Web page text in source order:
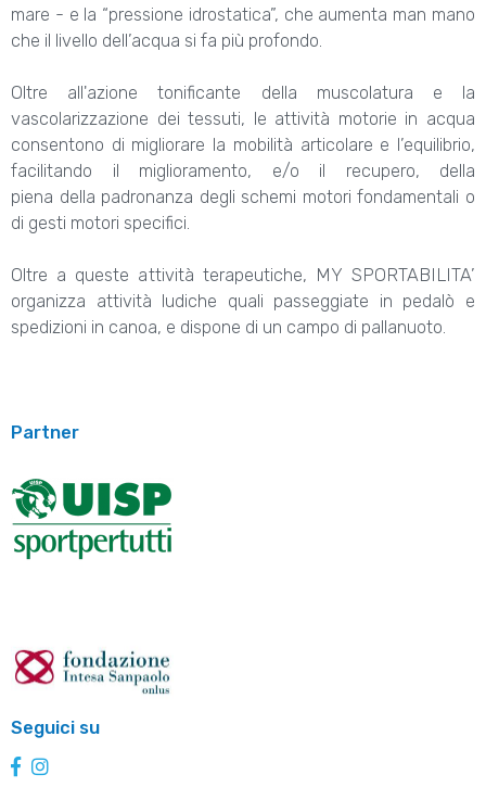
mare - e la “pressione idrostatica”, che aumenta man mano
che il livello dell’acqua si fa più profondo.
Oltre all'azione tonificante della muscolatura e la
vascolarizzazione dei tessuti, le attività motorie in acqua
consentono di migliorare la mobilità articolare e l’equilibrio,
facilitando il miglioramento, e/o il recupero, della
piena della padronanza degli schemi motori fondamentali o
di gesti motori specifici.
Oltre a queste attività terapeutiche, MY SPORTABILITA’
organizza attività ludiche quali passeggiate in pedalò e
spedizioni in canoa, e dispone di un campo di pallanuoto.
Partner
Seguici su